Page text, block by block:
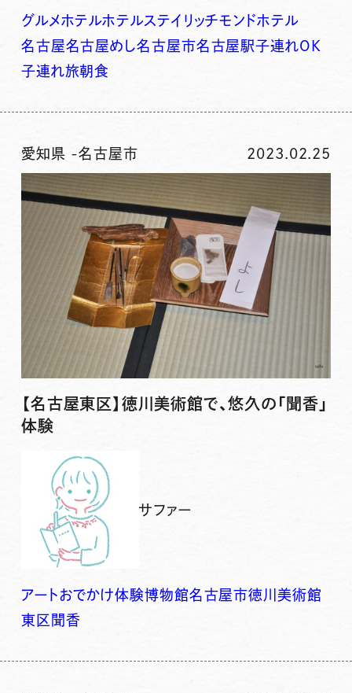
グルメホテルホテルステイ リッチモンドホテル
名古屋名古屋めし名古屋市名古屋駅子連れOK
子連れ旅朝食
愛知県 -名古屋市 2023.02.25
【名古屋東区】徳川美術館で、悠久の「聞香」
体験
サファー
アートおでかけ体験博物館名古屋市徳川美術館
東区 聞香